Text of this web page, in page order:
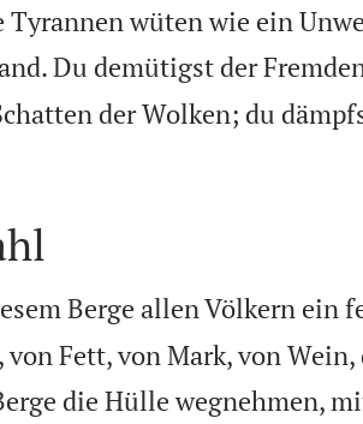
Tyrannen wüten wie ein
Du demütigst der
der Wolken; du
Berge allen Völkern ein
Fett, von Mark, von
die Hülle wegnehmen,